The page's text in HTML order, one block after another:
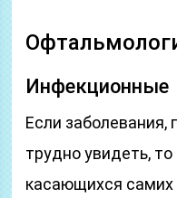
Инфекционные
Если
трудно увидеть,
касающихся самих